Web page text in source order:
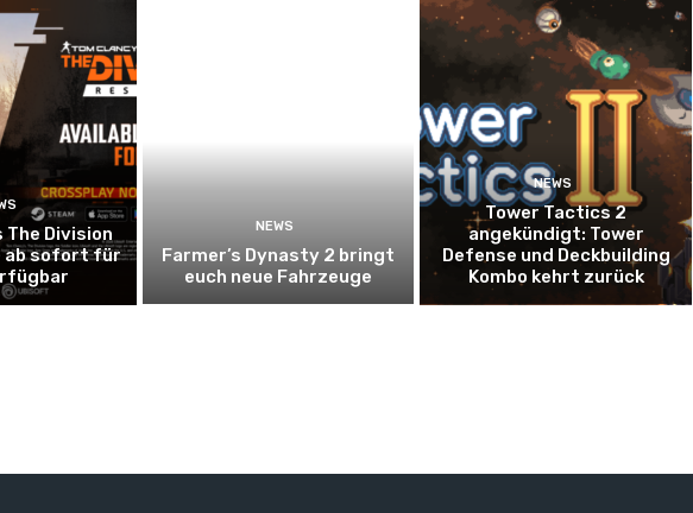
The Division
ab sofort für
NEWS
Farmer’s Dynasty 2 bringt
euch neue Fahrzeuge
NEWS
Tower Tactics 2
angekündigt: Tower
Defense und Deckbuilding
Kombo kehrt zurück